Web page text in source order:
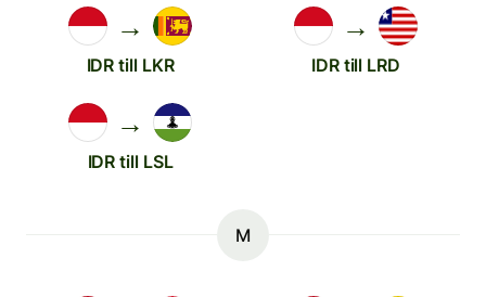
→
IDR till LKR
→
IDR till LRD
→
IDR till LSL
M